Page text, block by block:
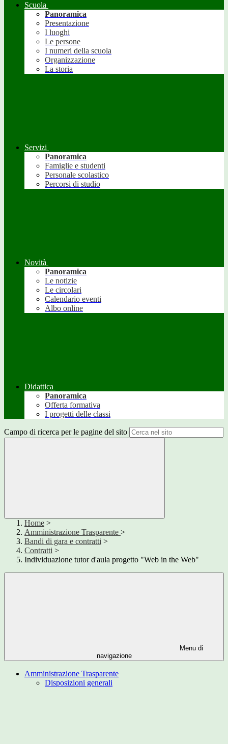
Scuola
Panoramica
Presentazione
I luoghi
Le persone
I numeri della scuola
Organizzazione
La storia
Servizi
Panoramica
Famiglie e studenti
Personale scolastico
Percorsi di studio
Novità
Panoramica
Le notizie
Le circolari
Calendario eventi
Albo online
Didattica
Panoramica
Offerta formativa
I progetti delle classi
Campo di ricerca per le pagine del sito
Home >
Amministrazione Trasparente >
Bandi di gara e contratti >
Contratti >
Individuazione tutor d'aula progetto "Web in the Web"
Menu di
navigazione
Amministrazione Trasparente
Disposizioni generali